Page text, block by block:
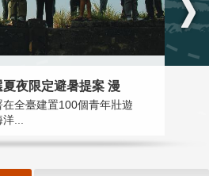
夜限定避暑提案 漫
全臺建置100個青年壯遊
...